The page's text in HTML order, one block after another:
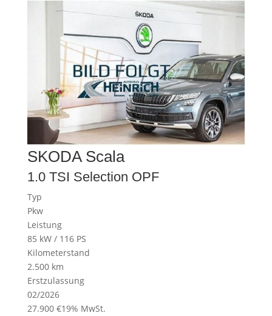
SKODA Scala
1.0 TSI Selection OPF
Typ
Pkw
Leistung
85 kW / 116 PS
Kilometerstand
2.500 km
Erstzulassung
02/2026
27.900 €19% MwSt.